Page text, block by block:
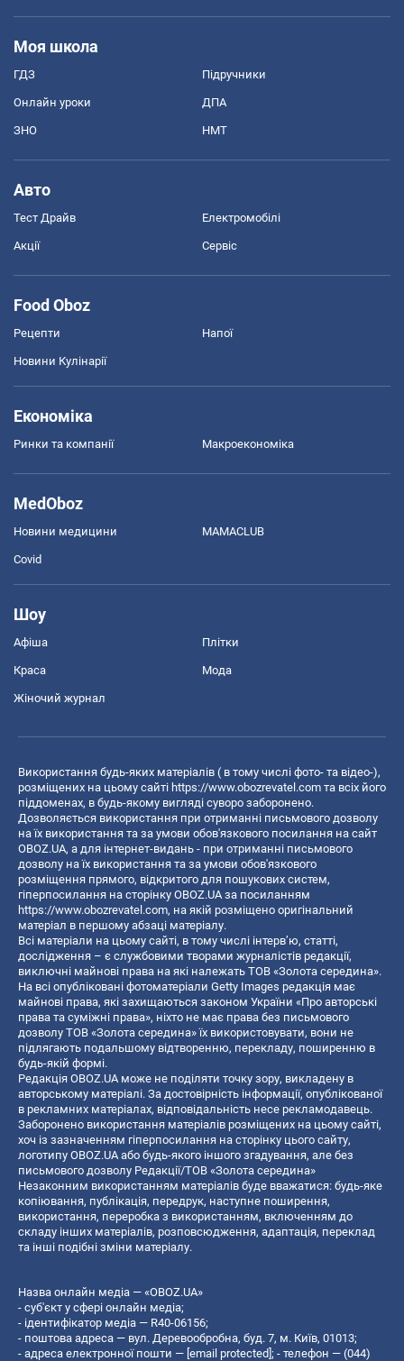
Моя школа
ГДЗ Підручники
Онлайн уроки ДПА
ЗНО НМТ
Авто
Тест Драйв Електромобілі
Акції Сервіс
Food Oboz
Рецепти Напої
Новини Кулінарії
Економіка
Ринки та компанії Макроекономіка
MedOboz
Новини медицини MAMACLUB
Covid
Шоу
Афіша Плітки
Краса Мода
Жіночий журнал
Використання будь-яких матеріалів ( в тому числі фото- та відео-),
розміщених на цьому сайті https://www.obozrevatel.com та всіх його
піддоменах, в будь-якому вигляді суворо заборонено.
Дозволяється використання при отриманні письмового дозволу
на їх використання та за умови обов'язкового посилання на сайт
OBOZ.UA, а для інтернет-видань - при отриманні письмового
дозволу на їх використання та за умови обов'язкового
розміщення прямого, відкритого для пошукових систем,
гіперпосилання на сторінку OBOZ.UA за посиланням
https://www.obozrevatel.com, на якій розміщено оригінальний
матеріал в першому абзаці матеріалу.
Всі матеріали на цьому сайті, в тому числі інтерв’ю, статті,
дослідження – є службовими творами журналістів редакції,
виключні майнові права на які належать ТОВ «Золота середина».
На всі опубліковані фотоматеріали Getty Images редакція має
майнові права, які захищаються законом України «Про авторські
права та суміжні права», ніхто не має права без письмового
дозволу ТОВ «Золота середина» їх використовувати, вони не
підлягають подальшому відтворенню, перекладу, поширенню в
будь-якій формі.
Редакція OBOZ.UA може не поділяти точку зору, викладену в
авторському матеріалі. За достовірність інформації, опублікованої
в рекламних матеріалах, відповідальність несе рекламодавець.
Заборонено використання матеріалів розміщених на цьому сайті,
хоч із зазначенням гіперпосилання на сторінку цього сайту,
логотипу OBOZ.UA або будь-якого іншого згадування, але без
письмового дозволу Редакції/ТОВ «Золота середина»
Незаконним використанням матеріалів буде вважатися: будь-яке
копiювання, публiкацiя, передрук, наступне поширення,
використання, переробка з використанням, включенням до
складу інших матеріалів, розповсюдження, адаптація, переклад
та інші подібні зміни матеріалу.
Назва онлайн медіа — «OBOZ.UA»
- суб'єкт у сфері онлайн медіа;
- ідентифікатор медіа — R40-06156;
- поштова адреса — вул. Деревообробна, буд. 7, м. Київ, 01013;
- адреса електронної пошти — [email protected] ; - телефон — (044)